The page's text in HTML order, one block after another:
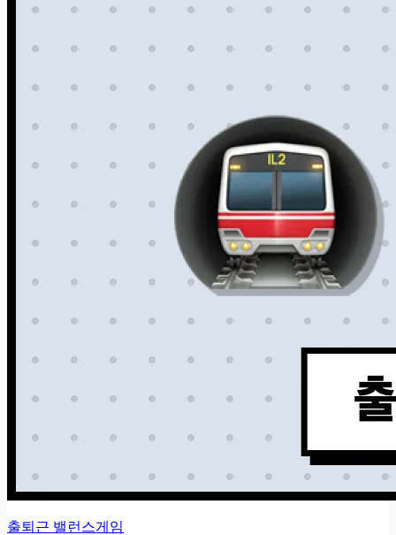
출퇴근 밸런스게임